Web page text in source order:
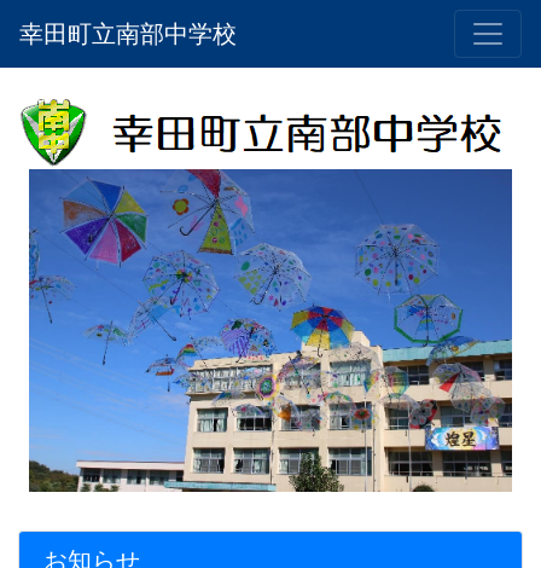
幸田町立南部中学校
お知らせ